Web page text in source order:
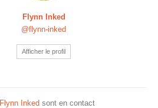
Flynn Inked
@flynn-inked
Afficher le profil
Flynn Inked sont en contact